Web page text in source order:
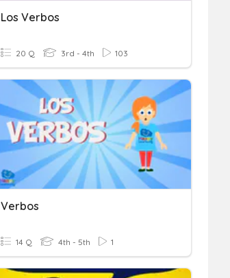
Los Verbos
20 Q 3rd - 4th 103
Verbos
14 Q 4th - 5th 1